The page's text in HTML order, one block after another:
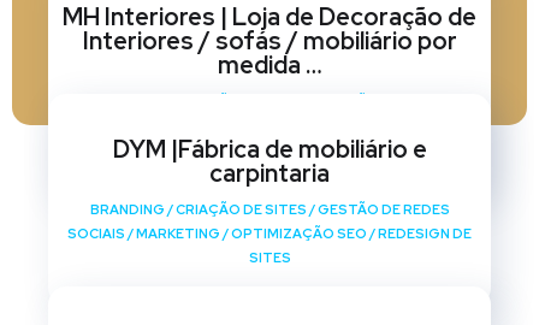
MH Interiores | Loja de Decoração de
Interiores / sofás / mobiliário por
medida …
SITES
DYM |Fábrica de mobiliário e
carpintaria
BRANDING /CRIAÇÃO DE SITES /GESTÃO DE REDES
SOCIAIS /MARKETING /OPTIMIZAÇÃO SEO /REDESIGN DE
SITES